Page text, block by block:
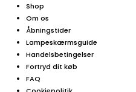
Shop
Om os
Åbningstider
Lampeskærmsguide
Handelsbetingelser
Fortryd dit køb
FAQ